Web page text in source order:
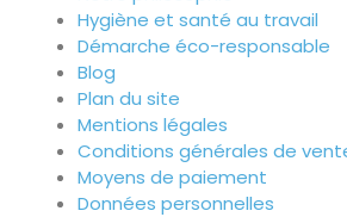
Hygiène et santé au travail
Démarche éco-responsable
Blog
Plan du site
Mentions légales
Conditions générales de
Moyens de paiement
Données personnelles